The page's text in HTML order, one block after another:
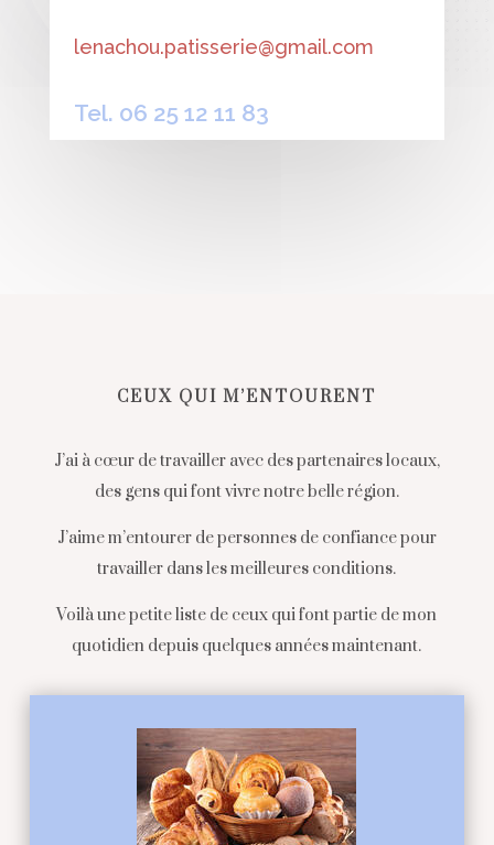
lenachou.patisserie@gmail.com
Tel. 06 25 12 11 83
CEUX QUI M’ENTOURENT
J’ai à cœur de travailler avec des partenaires locaux,
des gens qui font vivre notre belle région.
J’aime m’entourer de personnes de confiance pour
travailler dans les meilleures conditions.
Voilà une petite liste de ceux qui font partie de mon
quotidien depuis quelques années maintenant.